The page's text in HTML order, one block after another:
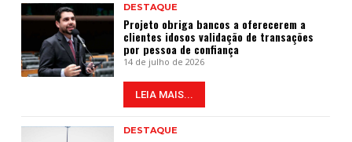
DESTAQUE
Projeto obriga bancos a oferecerem a
clientes idosos validação de transações
por pessoa de confiança
14 de julho de 2026
LEIA MAIS...
DESTAQUE